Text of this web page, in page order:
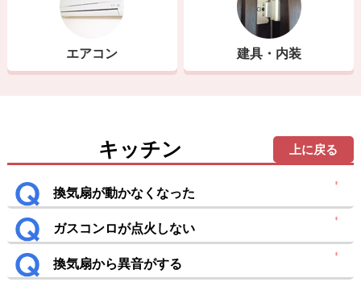
エアコン 建具・内装
キッチン 上に戻る
換気扇が動かなくなった
ガスコンロが点火しない
換気扇から異音がする